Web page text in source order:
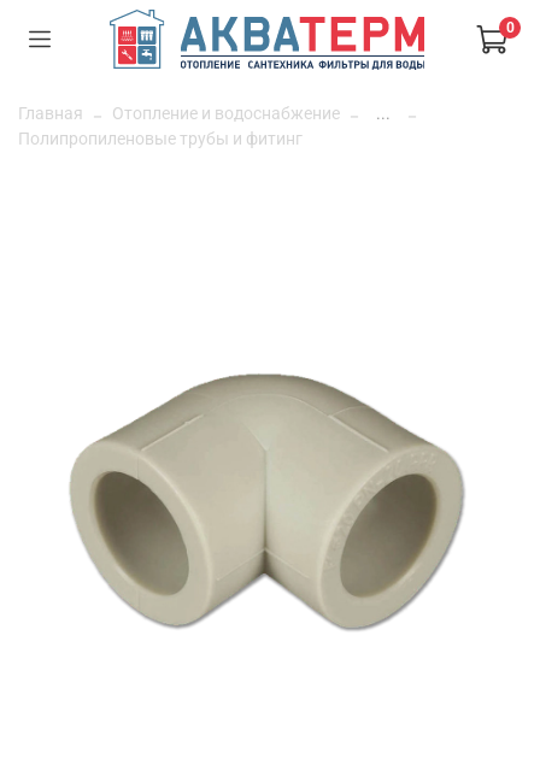
0
Главная Отопление и водоснабжение
...
Полипропиленовые трубы и фитинг